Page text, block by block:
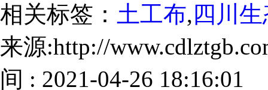
相关标签： 土工布,四川
来源:http://
间 : 2021-04-26 18:16:01